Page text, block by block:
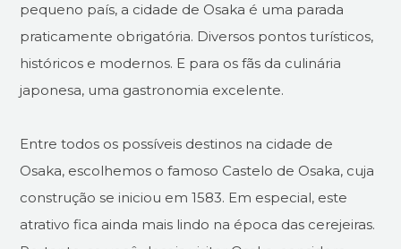
pequeno país, a cidade de Osaka é uma parada
praticamente obrigatória. Diversos pontos turísticos,
históricos e modernos. E para os fãs da culinária
japonesa, uma gastronomia excelente.
Entre todos os possíveis destinos na cidade de
Osaka, escolhemos o famoso Castelo de Osaka, cuja
construção se iniciou em 1583. Em especial, este
atrativo fica ainda mais lindo na época das cerejeiras.